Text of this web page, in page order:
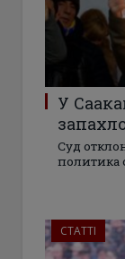
У
Суд
политика
СТАТТІ